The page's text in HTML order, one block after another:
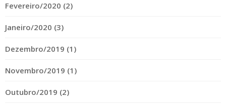
Fevereiro/2020 (2)
Janeiro/2020 (3)
Dezembro/2019 (1)
Novembro/2019 (1)
Outubro/2019 (2)